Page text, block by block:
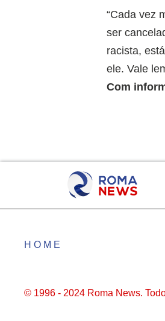
“Cada vez
ser
racista,
ele. Vale
Com
HOME
© 1996 - 2024 Roma News.